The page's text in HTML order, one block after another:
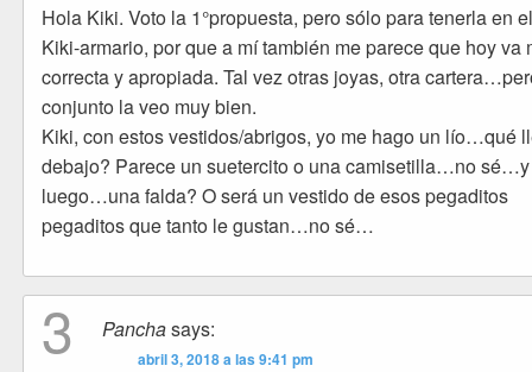
Hola Kiki. Voto la 1°propuesta, pero sólo para tenerla en
Kiki-armario, por que a mí también me parece que hoy va
correcta y apropiada. Tal vez otras joyas, otra
conjunto la veo muy bien.
Kiki, con estos vestidos/abrigos, yo me hago un lío…qué
debajo? Parece un suetercito o una camisetilla…no sé…y
luego…una falda? O será un vestido de esos pegaditos
pegaditos que tanto le gustan…no sé…
3 Panchasays:
abril 3, 2018 a las 9:41 pm